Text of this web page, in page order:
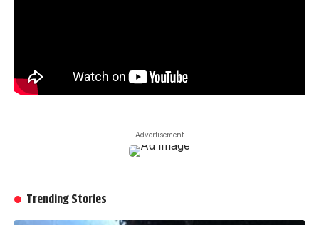
- Advertisement -
Trending Stories